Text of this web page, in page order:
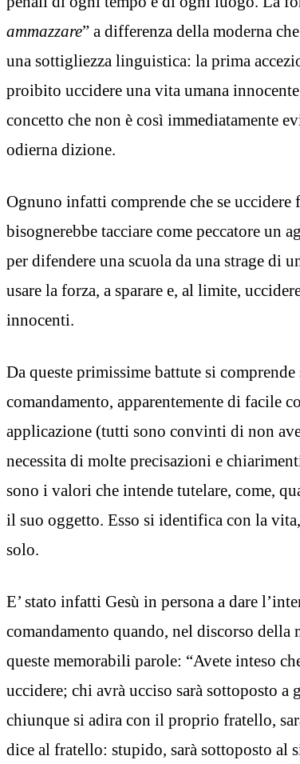
ammazzare” a differenza della moderna
una sottigliezza linguistica: la prima
proibito uccidere una vita umana innocente
concetto che non è così immediatamente
odierna dizione.
Ognuno infatti comprende che se uccidere
bisognerebbe tacciare come peccatore un
per difendere una scuola da una strage di
usare la forza, a sparare e, al limite,
innocenti.
Da queste primissime battute si
comandamento, apparentemente di facile
applicazione (tutti sono convinti di non
necessita di molte precisazioni e
sono i valori che intende tutelare, come,
il suo oggetto. Esso si identifica con la
solo.
E’ stato infatti Gesù in persona a dare
comandamento quando, nel discorso della
queste memorabili parole: “Avete inteso
uccidere; chi avrà ucciso sarà sottoposto
chiunque si adira con il proprio fratello,
dice al fratello: stupido, sarà sottoposto al